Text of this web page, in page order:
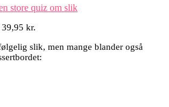
kr.
slik, men mange blander også